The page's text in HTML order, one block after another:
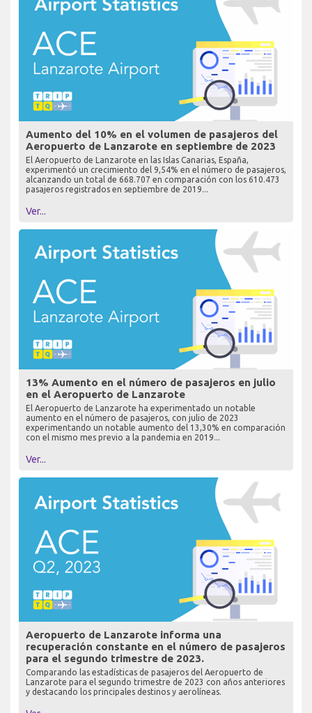
Aumento del 10% en el volumen de pasajeros del
Aeropuerto de Lanzarote en septiembre de 2023
El Aeropuerto de Lanzarote en las Islas Canarias, España,
experimentó un crecimiento del 9,54% en el número de pasajeros,
alcanzando un total de 668.707 en comparación con los 610.473
pasajeros registrados en septiembre de 2019...
Ver...
13% Aumento en el número de pasajeros en julio
en el Aeropuerto de Lanzarote
El Aeropuerto de Lanzarote ha experimentado un notable
aumento en el número de pasajeros, con julio de 2023
experimentando un notable aumento del 13,30% en comparación
con el mismo mes previo a la pandemia en 2019...
Ver...
Aeropuerto de Lanzarote informa una
recuperación constante en el número de pasajeros
para el segundo trimestre de 2023.
Comparando las estadísticas de pasajeros del Aeropuerto de
Lanzarote para el segundo trimestre de 2023 con años anteriores
y destacando los principales destinos y aerolíneas.